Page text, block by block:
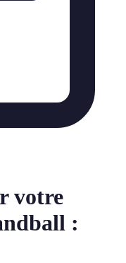
votre
: